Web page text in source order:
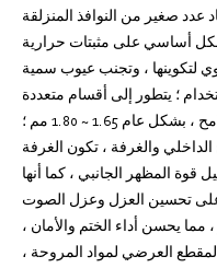
بشكل أساسي على مثبتات حرارية
لتكوينها ، وتجنب عيوب سمية
؛ يتطور إلى أقسام متعددة
التجاويف ، وثانيًا تقليل سمك جدار الملامح ، بشكل عام 1.65 ~ 1.80 مم ؛
والغرفة ، تكون الغرفة
إلى تقليل قوة المظهر الجانبي ، كما أنها
مما يحسن أداء الختم والأمان ،
العرضي لمواد المروحة ،